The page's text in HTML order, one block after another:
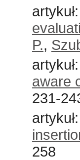
artykuł:
P.,
artykuł:
aware
231-
artykuł:
258